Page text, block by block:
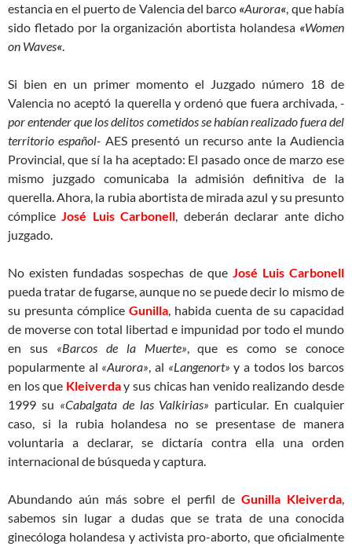
estancia en el puerto de Valencia del barco «Aurora«, que había
sido fletado por la organización abortista holandesa «Women
on Waves«.
Si bien en un primer momento el Juzgado número 18 de
Valencia no aceptó la querella y ordenó que fuera archivada, -
por entender que los delitos cometidos se habían realizado fuera del
territorio español- AES presentó un recurso ante la Audiencia
Provincial, que sí la ha aceptado: El pasado once de marzo ese
mismo juzgado comunicaba la admisión definitiva de la
querella. Ahora, la rubia abortista de mirada azul y su presunto
cómpliceJosé Luis Carbonell, deberán declarar ante dicho
juzgado.
No existen fundadas sospechas de que José Luis Carbonell
pueda tratar de fugarse, aunque no se puede decir lo mismo de
su presunta cómplice Gunilla, habida cuenta de su capacidad
de moverse con total libertad e impunidad por todo el mundo
en sus «Barcos de la Muerte», que es como se conoce
popularmente al «Aurora», al «Langenort» y a todos los barcos
en los que Kleiverday sus chicas han venido realizando desde
1999 su «Cabalgata de las Valkirias» particular. En cualquier
caso, si la rubia holandesa no se presentase de manera
voluntaria a declarar, se dictaría contra ella una orden
internacional de búsqueda y captura.
Abundando aún más sobre el perfil de Gunilla Kleiverda,
sabemos sin lugar a dudas que se trata de una conocida
ginecóloga holandesa y activista pro-aborto, que oficialmente